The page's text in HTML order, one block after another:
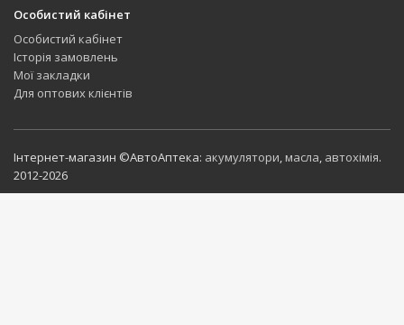
Особистий кабінет
Особистий кабінет
Історія замовлень
Мої закладки
Для оптових клієнтів
Інтернет-магазин ©АвтоАптека: акумулятори масла автохімія.
2012-2026